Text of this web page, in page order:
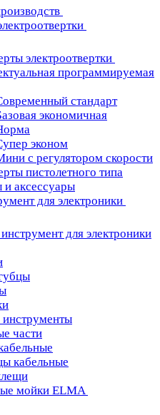
электроотвертки
программируемая
стандарт
экономичная
эконом
с регулятором скорости
пистолетного типа
аксессуары
для электроники
для электроники
части
кабельные
мойки ELMA